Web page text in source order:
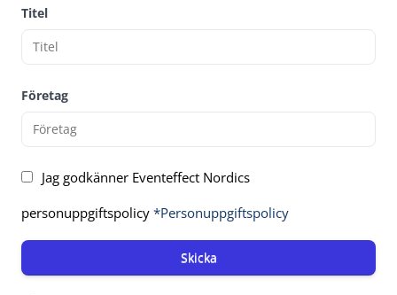
Titel
Företag
Jag godkänner Eventeffect Nordics
personuppgiftspolicy *Personuppgiftspolicy
Skicka